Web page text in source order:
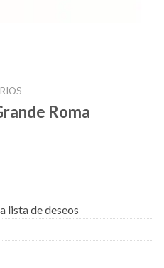
Roma
lista de deseos